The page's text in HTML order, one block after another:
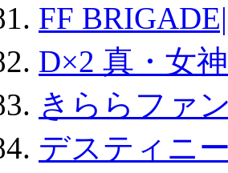
FF
D×2 真・女
きららファ
デスティニ